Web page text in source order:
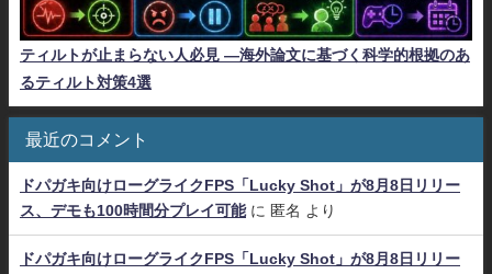
ティルトが止まらない人必見 ―海外論文に基づく科学的根拠のあ
るティルト対策4選
最近のコメント
ドパガキ向けローグライクFPS「Lucky Shot」が8月8日リリー
ス、デモも100時間分プレイ可能に 匿名 より
ドパガキ向けローグライクFPS「Lucky Shot」が8月8日リリー